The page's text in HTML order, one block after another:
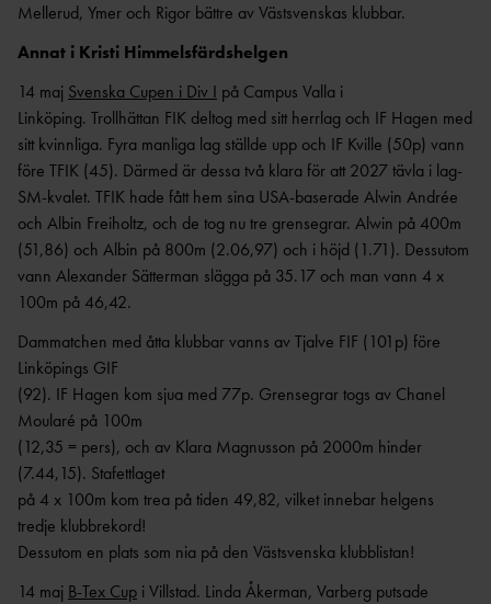
Mellerud, Ymer och Rigor bättre av Västsvenskas klubbar.
Annat i Kristi Himmelsfärdshelgen
14 maj Svenska Cupen i Div I på Campus Valla i
Linköping. Trollhättan FIK deltog med sitt herrlag och IF Hagen med
sitt kvinnliga. Fyra manliga lag ställde upp och IF Kville (50p) vann
före TFIK (45). Därmed är dessa två klara för att 2027 tävla i lag-
SM-kvalet. TFIK hade fått hem sina USA-baserade Alwin Andrée
och Albin Freiholtz, och de tog nu tre grensegrar. Alwin på 400m
(51,86) och Albin på 800m (2.06,97) och i höjd (1.71). Dessutom
vann Alexander Sätterman slägga på 35.17 och man vann 4 x
100m på 46,42.
Dammatchen med åtta klubbar vanns av Tjalve FIF (101p) före
Linköpings GIF
(92). IF Hagen kom sjua med 77p. Grensegrar togs av Chanel
Moularé på 100m
(12,35 = pers), och av Klara Magnusson på 2000m hinder
(7.44,15). Stafettlaget
på 4 x 100m kom trea på tiden 49,82, vilket innebar helgens
tredje klubbrekord!
Dessutom en plats som nia på den Västsvenska klubblistan!
14 maj B-Tex Cup i Villstad. Linda Åkerman, Varberg putsade